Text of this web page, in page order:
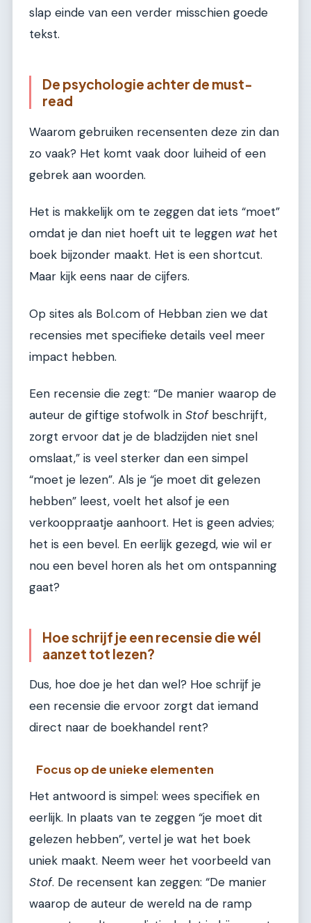
slap einde van een verder misschien goede
tekst.
De psychologie achter de must-
read
Waarom gebruiken recensenten deze zin dan
zo vaak? Het komt vaak door luiheid of een
gebrek aan woorden.
Het is makkelijk om te zeggen dat iets “moet”
omdat je dan niet hoeft uit te leggen wat het
boek bijzonder maakt. Het is een shortcut.
Maar kijk eens naar de cijfers.
Op sites als Bol.com of Hebban zien we dat
recensies met specifieke details veel meer
impact hebben.
Een recensie die zegt: “De manier waarop de
auteur de giftige stofwolk in Stofbeschrijft,
zorgt ervoor dat je de bladzijden niet snel
omslaat,” is veel sterker dan een simpel
“moet je lezen”. Als je “je moet dit gelezen
hebben” leest, voelt het alsof je een
verkooppraatje aanhoort. Het is geen advies;
het is een bevel. En eerlijk gezegd, wie wil er
nou een bevel horen als het om ontspanning
gaat?
Hoe schrijf je een recensie die wél
aanzet tot lezen?
Dus, hoe doe je het dan wel? Hoe schrijf je
een recensie die ervoor zorgt dat iemand
direct naar de boekhandel rent?
Focus op de unieke elementen
Het antwoord is simpel: wees specifiek en
eerlijk. In plaats van te zeggen “je moet dit
gelezen hebben”, vertel je wat het boek
uniek maakt. Neem weer het voorbeeld van
Stof. De recensent kan zeggen: “De manier
waarop de auteur de wereld na de ramp